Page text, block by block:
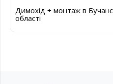
Димохід + монтаж в
області